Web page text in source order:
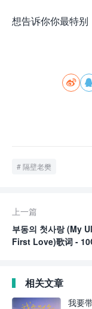
想告诉你你最特别
 
隔壁老樊
上一篇
부동의 첫사랑 (My
First Love)歌词 -
相关文章
我要